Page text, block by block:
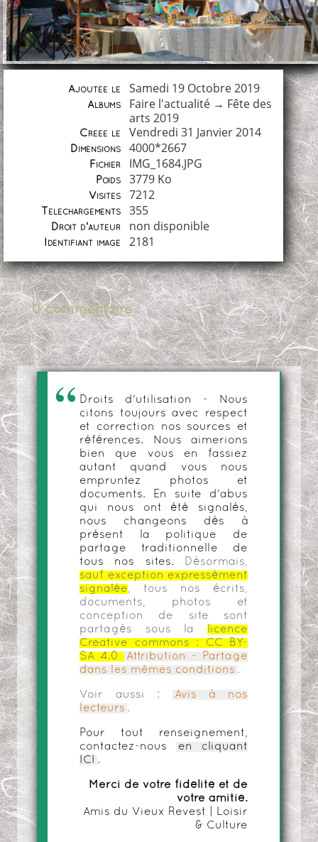
Ajoutée le Samedi 19 Octobre 2019
Albums Faire l'actualité→ Fête des
arts 2019
Créée le Vendredi 31 Janvier 2014
Dimensions 4000*2667
Fichier IMG_1684.JPG
Poids 3779 Ko
Visites 7212
Téléchargements 355
Droit d'auteur non disponible
Identifiant image 2181
0 commentaire
Droits d'utilisation - Nous
citons toujours avec respect
et correction nos sources et
références. Nous aimerions
bien que vous en fassiez
autant quand vous nous
empruntez photos et
documents. En suite d'abus
qui nous ont été signalés,
nous changeons dès à
présent la politique de
partage traditionnelle de
tous nos sites.
Désormais,
sauf exception expressément
signalée, tous nos écrits,
documents, photos et
conception de site sont
partagés sous la
licence
Creative commons :
CC BY-
SA 4.0
Attribution - Partage
dans les mêmes conditions .
Voir aussi :
Avis à nos
lecteurs .
Pour tout renseignement,
contactez-nous
en cliquant
ICI
.
Merci de votre fidélité et de
votre amitié.
Amis du Vieux Revest | Loisir
& Culture